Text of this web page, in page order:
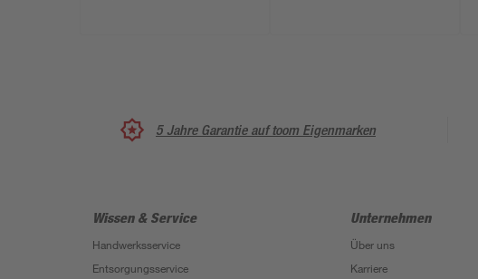
5 Jahre Garantie auf toom Eigenmarken
Wissen & Service
Handwerksservice
Entsorgungsservice
Unternehmen
Über uns
Karriere